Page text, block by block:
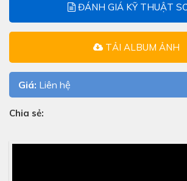
ĐÁNH GIÁ KỸ THUẬT
TẢI ALBUM ẢNH
Giá: Liên hệ
Chia sẻ: